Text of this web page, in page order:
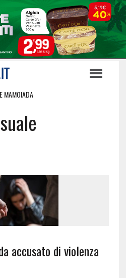
MAMOIADA
accusato di violenza